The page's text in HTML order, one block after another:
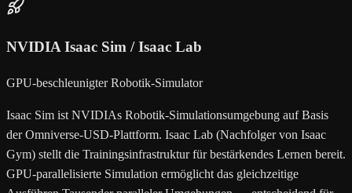
NVIDIA Isaac Sim / Isaac Lab
GPU-beschleunigter Robotik-Simulator
Isaac Sim ist NVIDIAs Robotik-Simulationsumgebung auf Basis
der Omniverse-USD-Plattform. Isaac Lab (Nachfolger von Isaac
Gym) stellt die Trainingsinfrastruktur für bestärkendes Lernen bereit.
GPU-parallelisierte Simulation ermöglicht das gleichzeitige